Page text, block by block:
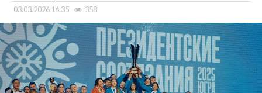
03.03.2026 16:35 358